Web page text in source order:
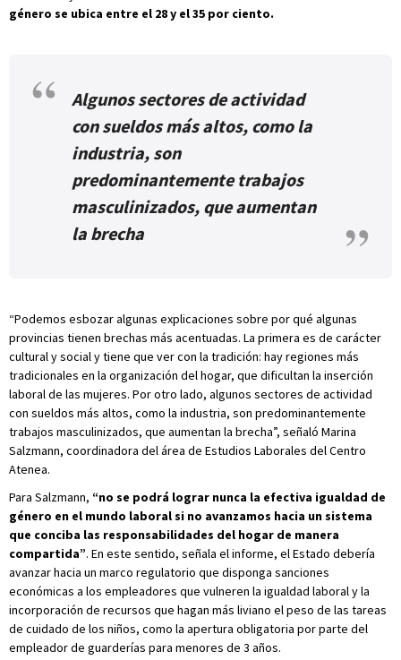
género se ubica entre el 28 y el 35 por ciento.
Algunos sectores de actividad
con sueldos más altos, como la
industria, son
predominantemente trabajos
masculinizados, que aumentan
la brecha
“Podemos esbozar algunas explicaciones sobre por qué algunas
provincias tienen brechas más acentuadas. La primera es de carácter
cultural y social y tiene que ver con la tradición: hay regiones más
tradicionales en la organización del hogar, que dificultan la inserción
laboral de las mujeres. Por otro lado, algunos sectores de actividad
con sueldos más altos, como la industria, son predominantemente
trabajos masculinizados, que aumentan la brecha”, señaló Marina
Salzmann, coordinadora del área de Estudios Laborales del Centro
Atenea.
Para Salzmann, “no se podrá lograr nunca la efectiva igualdad de
género en el mundo laboral si no avanzamos hacia un sistema
que conciba las responsabilidades del hogar de manera
compartida”. En este sentido, señala el informe, el Estado debería
avanzar hacia un marco regulatorio que disponga sanciones
económicas a los empleadores que vulneren la igualdad laboral y la
incorporación de recursos que hagan más liviano el peso de las tareas
de cuidado de los niños, como la apertura obligatoria por parte del
empleador de guarderías para menores de 3 años.